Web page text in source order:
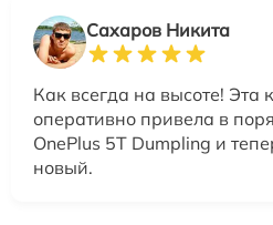
Сахаров Никита
Как всегда на высоте! Эта
оперативно привела в
OnePlus 5T Dumpling и
новый.